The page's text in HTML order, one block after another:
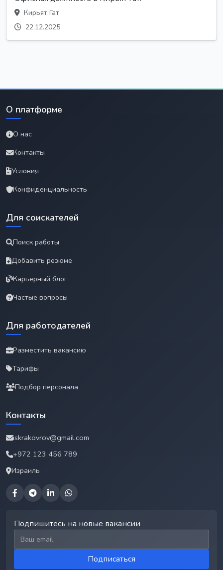
Кирьят Гат
22.12.2025
О платформе
О нас
Контакты
Условия
Конфиденциальность
Для соискателей
Поиск работы
Добавить резюме
Карьерный блог
Частые вопросы
Для работодателей
Разместить вакансию
Тарифы
Подбор персонала
Контакты
iskrakovrov@gmail.com
+972 123 456 789
Израиль
Подпишитесь на новые вакансии
Email для подписки
Подписаться